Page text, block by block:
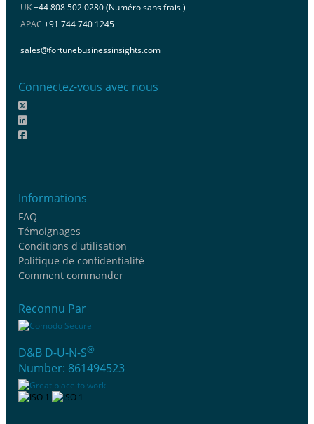
UK+44 808 502 0280 (Numéro sans frais )
APAC +91 744 740 1245
sales@fortunebusinessinsights.com
Connectez-vous avec nous
Informations
FAQ
Témoignages
Conditions d'utilisation
Politique de confidentialité
Comment commander
Reconnu Par
D&B D-U-N-S®
Number: 861494523